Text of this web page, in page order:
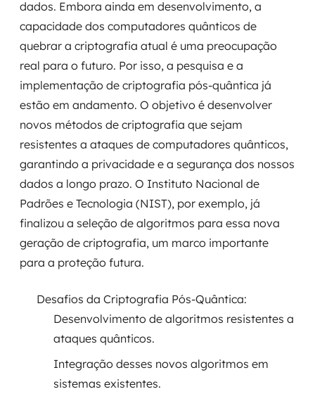
dados. Embora ainda em desenvolvimento, a
capacidade dos computadores quânticos de
quebrar a criptografia atual é uma preocupação
real para o futuro. Por isso, a pesquisa e a
implementação de criptografia pós-quântica já
estão em andamento. O objetivo é desenvolver
novos métodos de criptografia que sejam
resistentes a ataques de computadores quânticos,
garantindo a privacidade e a segurança dos nossos
dados a longo prazo. O Instituto Nacional de
Padrões e Tecnologia (NIST), por exemplo, já
finalizou a seleção de algoritmos para essa nova
geração de criptografia, um marco importante
para a proteção futura.
Desafios da Criptografia Pós-Quântica:
Desenvolvimento de algoritmos resistentes a
ataques quânticos.
Integração desses novos algoritmos em
sistemas existentes.